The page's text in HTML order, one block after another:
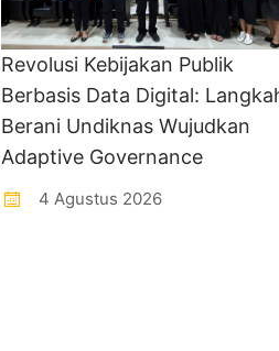
Revolusi Kebijakan Publik
Berbasis Data Digital:
Berani Undiknas Wujudkan
Adaptive Governance
4 Agustus 2026